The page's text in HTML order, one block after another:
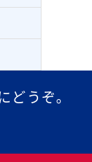
うぞ。